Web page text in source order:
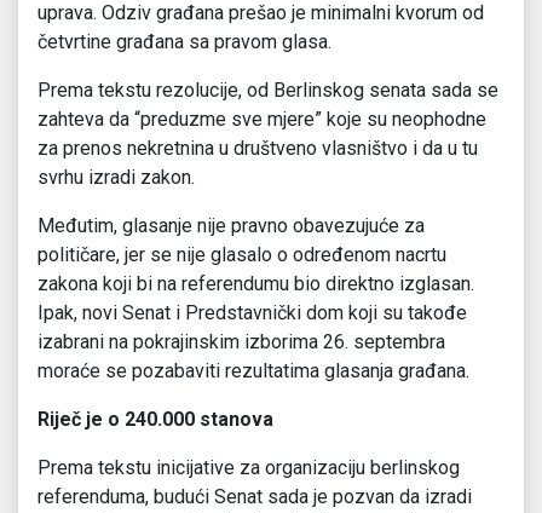
uprava. Odziv građana prešao je minimalni kvorum od
četvrtine građana sa pravom glasa.
Prema tekstu rezolucije, od Berlinskog senata sada se
zahteva da “preduzme sve mjere” koje su neophodne
za prenos nekretnina u društveno vlasništvo i da u tu
svrhu izradi zakon.
Međutim, glasanje nije pravno obavezujuće za
političare, jer se nije glasalo o određenom nacrtu
zakona koji bi na referendumu bio direktno izglasan.
Ipak, novi Senat i Predstavnički dom koji su takođe
izabrani na pokrajinskim izborima 26. septembra
moraće se pozabaviti rezultatima glasanja građana.
Riječ je o 240.000 stanova
Prema tekstu inicijative za organizaciju berlinskog
referenduma, budući Senat sada je pozvan da izradi